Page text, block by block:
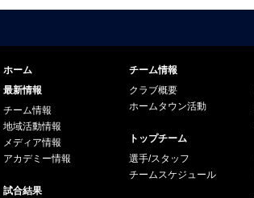
ホーム
最新情報
チーム情報
地域活動情報
メディア情報
アカデミー情報
試合結果
チーム情報
クラブ概要
ホームタウン活動
トップチーム
選手/スタッフ
チームスケジュール